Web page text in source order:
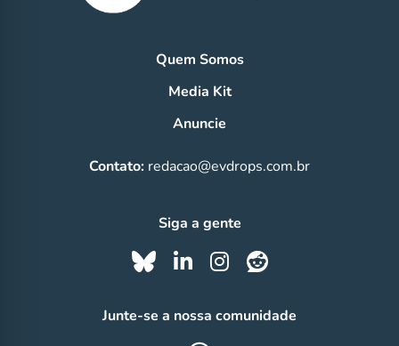
Quem Somos
Media Kit
Anuncie
Contato: redacao@evdrops.com.br
Siga a gente
Junte-se a nossa comunidade